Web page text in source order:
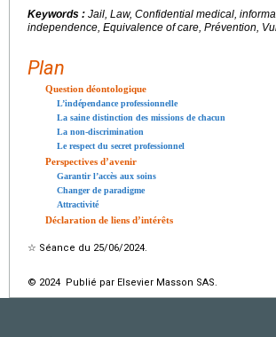
Keywords : Jail, Law, Confidential medical,
independence, Equivalence of care, Prévention,
Plan
Question déontologique
L’indépendance professionnelle
La saine distinction des missions de chacun
La non-discrimination
Le respect du secret professionnel
Perspectives d’avenir
Garantir l’accès aux soins
Changer de paradigme
Attractivité
Déclaration de liens d’intérêts
☆ Séance du 25/06/2024.
© 2024 Publié par Elsevier Masson SAS.